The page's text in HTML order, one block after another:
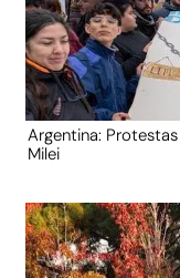
Argentina:
Milei